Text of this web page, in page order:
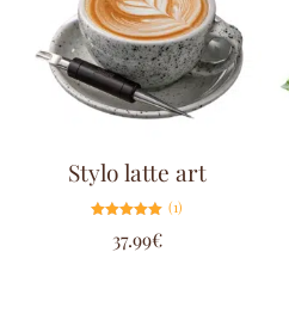
Stylo latte art
5.00
sur 5
(1)
37.99€